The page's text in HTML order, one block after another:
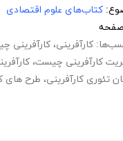
کتاب‌های علوم اقتصادی
کارآفرینی، کارآفرینی
کارآفرینی چیست،
تئوری کارآفرینی، طرح های